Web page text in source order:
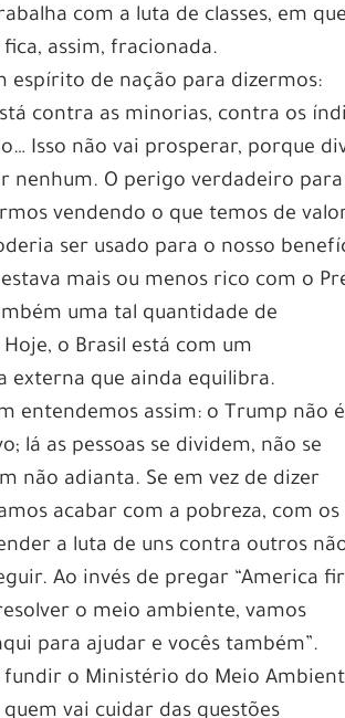
com a luta de classes, em que
assim, fracionada.
espírito de nação para dizermos:
contra as minorias, contra os
Isso não vai prosperar, porque
nenhum. O perigo verdadeiro para
vendendo o que temos de
ser usado para o nosso
mais ou menos rico com o
uma tal quantidade de
o Brasil está com um
externa que ainda equilibra.
entendemos assim: o Trump não é
lá as pessoas se dividem, não se
não adianta. Se em vez de dizer
acabar com a pobreza, com os
a luta de uns contra outros
Ao invés de pregar “America
o meio ambiente, vamos
para ajudar e vocês também”.
fundir o Ministério do Meio
vai cuidar das questões